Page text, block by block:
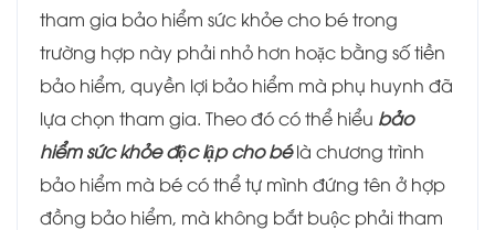
tham gia bảo hiểm sức khỏe cho bé trong
trường hợp này phải nhỏ hơn hoặc bằng số tiền
bảo hiểm, quyền lợi bảo hiểm mà phụ huynh đã
lựa chọn tham gia. Theo đó có thể hiểu bảo
hiểm sức khỏe độc lập cho bélà chương trình
bảo hiểm mà bé có thể tự mình đứng tên ở hợp
đồng bảo hiểm, mà không bắt buộc phải tham